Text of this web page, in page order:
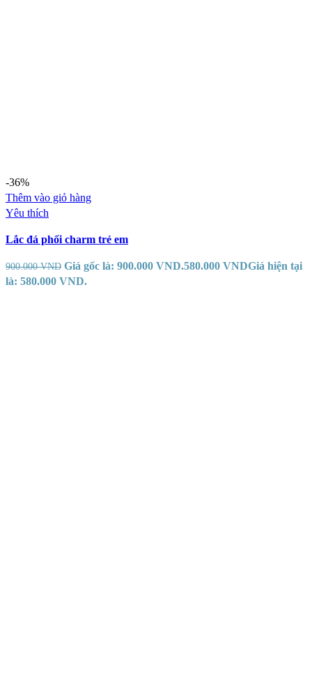
-36%
Thêm vào giỏ hàng
Yêu thích
Lắc đá phối charm trẻ em
900.000VND Giá gốc là: 900.000 VND.580.000 VNDGiá hiện tại
là: 580.000 VND.